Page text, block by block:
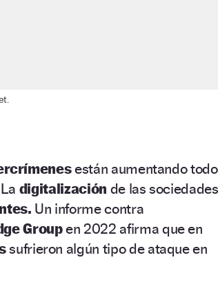
están aumentando
digitalización de las sociedades
Un informe contra
Groupen 2022 afirma que en
sufrieron algún tipo de ataque en